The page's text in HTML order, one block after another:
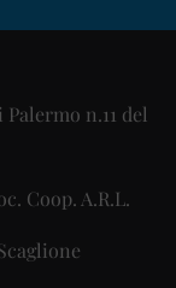
n.11 del
Coop. A.R.L.